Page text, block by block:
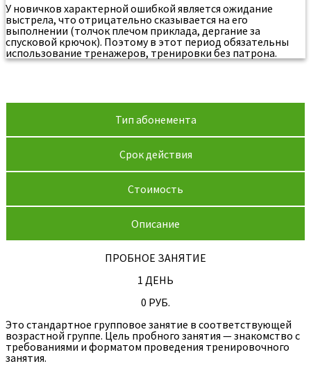
У новичков характерной ошибкой является ожидание
выстрела, что отрицательно сказывается на его
выполнении (толчок плечом приклада, дергание за
спусковой крючок). Поэтому в этот период обязательны
использование тренажеров, тренировки без патрона.
Тип абонемента
Срок действия
Стоимость
Описание
ПРОБНОЕ ЗАНЯТИЕ
1 ДЕНЬ
0 РУБ.
Это стандартное групповое занятие в соответствующей
возрастной группе. Цель пробного занятия — знакомство с
требованиями и форматом проведения тренировочного
занятия.